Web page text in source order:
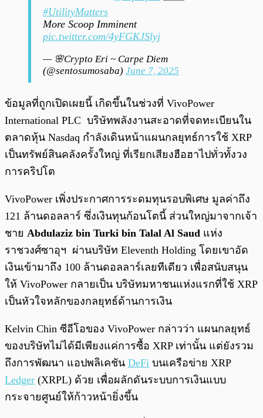
#UtilityMatters
More Scoop Imminent
pic.twitter.com/4yFGKJSlyj
— 🌸Crypto Eri ~ Carpe Diem
(@sentosumosaba) June 7, 2025
ข้อมูลที่ถูกเปิดเผยนี้ เกิดขึ้นในช่วงที่ VivoPower
International PLC บริษัทพลังงานสะอาดที่จดทะเบียนใน
ตลาดหุ้น Nasdaq กำลังเดินหน้าแผนกลยุทธ์การใช้ XRP
เป็นทรัพย์สินคลังครั้งใหญ่ ที่เรียกเสียงฮือฮาไปทั่วทั้งวง
การคริปโต
VivoPower เพิ่งประกาศการระดมทุนรอบพิเศษ มูลค่าถึง
121 ล้านดอลลาร์ ซึ่งเงินทุนก้อนโตนี้ ส่วนใหญ่มาจากเจ้า
ชาย Abdulaziz bin Turki bin Talal Al Saud แห่ง
ราชวงศ์ซาอุฯ ผ่านบริษัท Eleventh Holding โดยเขาอัด
เงินเข้ามาถึง 100 ล้านดอลลาร์เลยทีเดียว เพื่อสนับสนุน
ให้ VivoPower กลายเป็น บริษัทมหาชนแห่งแรกที่ใช้ XRP
เป็นหัวใจหลักของกลยุทธ์ด้านการเงิน
Kelvin Chin ซีอีโอของ VivoPower กล่าวว่า แผนกลยุทธ์
ของบริษัทไม่ได้มีเพียงแค่การซื้อ XRP เท่านั้น แต่ยังรวม
ถึงการพัฒนา แอปพลิเคชัน DeFi บนเครือข่าย XRP
Ledger (XRPL) ด้วย เพื่อผลักดันระบบการเงินแบบ
กระจายศูนย์ให้ก้าวหน้ายิ่งขึ้น